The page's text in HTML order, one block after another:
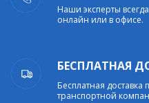
Наши эксперты
онлайн или в офисе.
БЕСПЛАТНАЯ
Бесплатная
транспортной